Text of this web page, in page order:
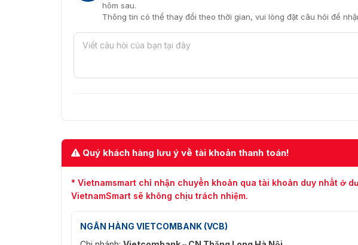
hôm sau.
Thông tin có thể thay đổi theo thời gian, vui lòng đặt câu hỏi để
Quý khách hàng lưu ý về tài khoản thanh toán!
* Vietnamsmart chỉ nhận chuyển khoản qua tài khoản duy nhất ở
VietnamSmart sẽ không chịu trách nhiệm.
NGÂN HÀNG VIETCOMBANK (VCB)